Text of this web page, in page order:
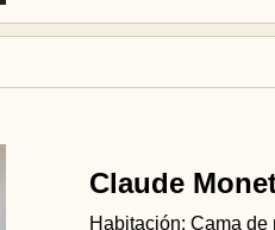
Claude
Habitación: Cama